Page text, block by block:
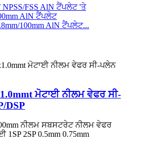
100mm AlN ਟੈਂਪਲੇਟ...
ਮੋਟਾਈ ਨੀਲਮ ਵੇਫਰ ਸੀ-
DSP